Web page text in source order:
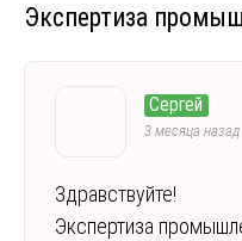
Экспертиза
Сергей
3 месяца назад
Здравствуйте!
Экспертиза